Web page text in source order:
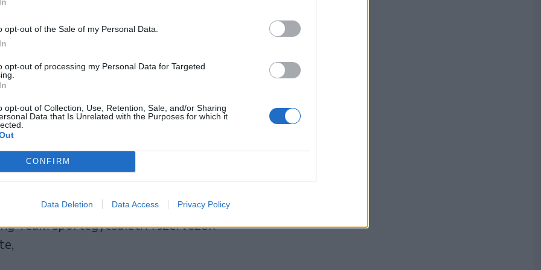
opt-out of the Sale of my Personal Data.
opt-out of processing my Personal Data for Targeted
opt-out of Collection, Use, Retention, Sale, and/or Sharing
Data that Is Unrelated with the Purposes for which it
CONFIRM
Data Deletion Data Access Privacy Policy
vár a résztvevőkre
gulyásfőzés,
stb.).
sátorozási díjakat nem kérnek a
főszervezője Kovászna Polgármesteri
Team sportegyesület. A szervezők